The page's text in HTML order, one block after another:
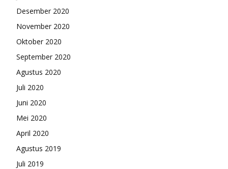
Desember 2020
November 2020
Oktober 2020
September 2020
Agustus 2020
Juli 2020
Juni 2020
Mei 2020
April 2020
Agustus 2019
Juli 2019